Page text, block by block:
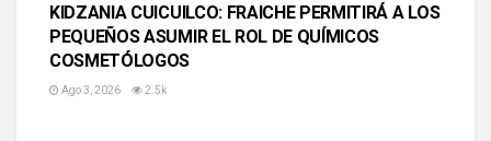
KIDZANIA CUICUILCO: FRAICHE PERMITIRÁ A LOS
PEQUEÑOS ASUMIR EL ROL DE QUÍMICOS
COSMETÓLOGOS
Ago 3, 2026 2.5k